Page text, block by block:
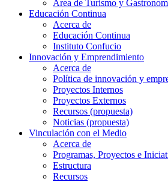
Área de Turismo y
Educación Continua
Acerca de
Educación Continua
Instituto Confucio
Innovación y Emprendimiento
Acerca de
Política de innovación y
Proyectos Internos
Proyectos Externos
Recursos (propuesta)
Noticias (propuesta)
Vinculación con el Medio
Acerca de
Programas, Proyectos e
Estructura
Recursos